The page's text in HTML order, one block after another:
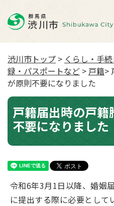
渋川市トップ > くらし・手続
録・パスポートなど > 戸籍>
が原則不要になりました
戸籍届出時の戸
不要になりました
令和6年3月1日以降、婚姻
に提出する際に必要とし